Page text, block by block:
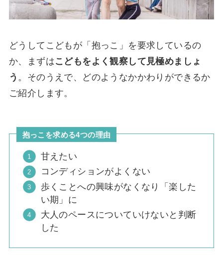
どうしてこどもが「抱っこ」を要求しているの
か、まずはこどもをよく観察して見極めましょ
う 。そのうえで、どのようなかかわりができるか
ご紹介します。
抱っこを求める4つの理由
甘えたい
コンディションがよくない
歩くことへの興味がなくなり「楽した
い期」に
大人のペースについていけないと判断
した